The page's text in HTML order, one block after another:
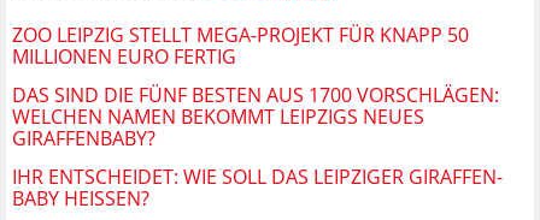
ZOO LEIPZIG STELLT MEGA-PROJEKT FÜR KNAPP 50
MILLIONEN EURO FERTIG
DAS SIND DIE FÜNF BESTEN AUS 1700 VORSCHLÄGEN:
WELCHEN NAMEN BEKOMMT LEIPZIGS NEUES
GIRAFFENBABY?
IHR ENTSCHEIDET: WIE SOLL DAS LEIPZIGER GIRAFFEN-
BABY HEISSEN?